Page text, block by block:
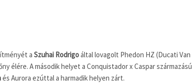
a Szuhai Rodrigoáltal lovagolt Phedon HZ (Ducati Van
élére. A második helyet a Conquistador x Caspar származású
és Aurora ezúttal a harmadik helyen zárt.